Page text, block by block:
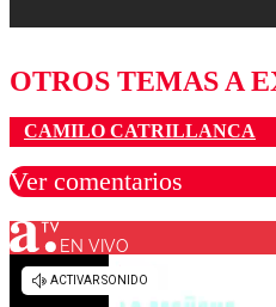
OTROS TEMAS A
CAMILO CATRILLANCA
Ver comentarios
Los comentarios son
EN VIVO